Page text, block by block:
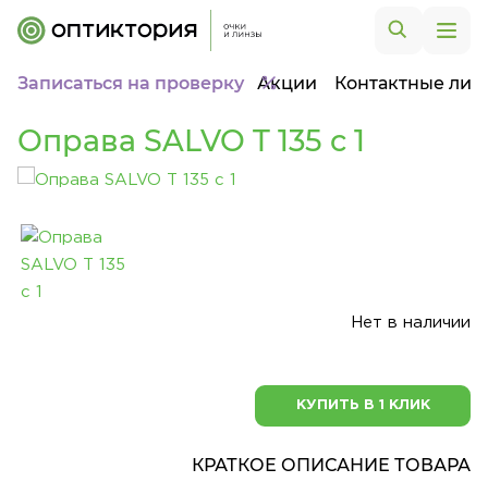
Записаться на проверку Акции Контактные
Оправа SALVO T 135 c 1
Нет в наличии
КУПИТЬ В 1 КЛИК
КРАТКОЕ ОПИСАНИЕ ТОВАРА